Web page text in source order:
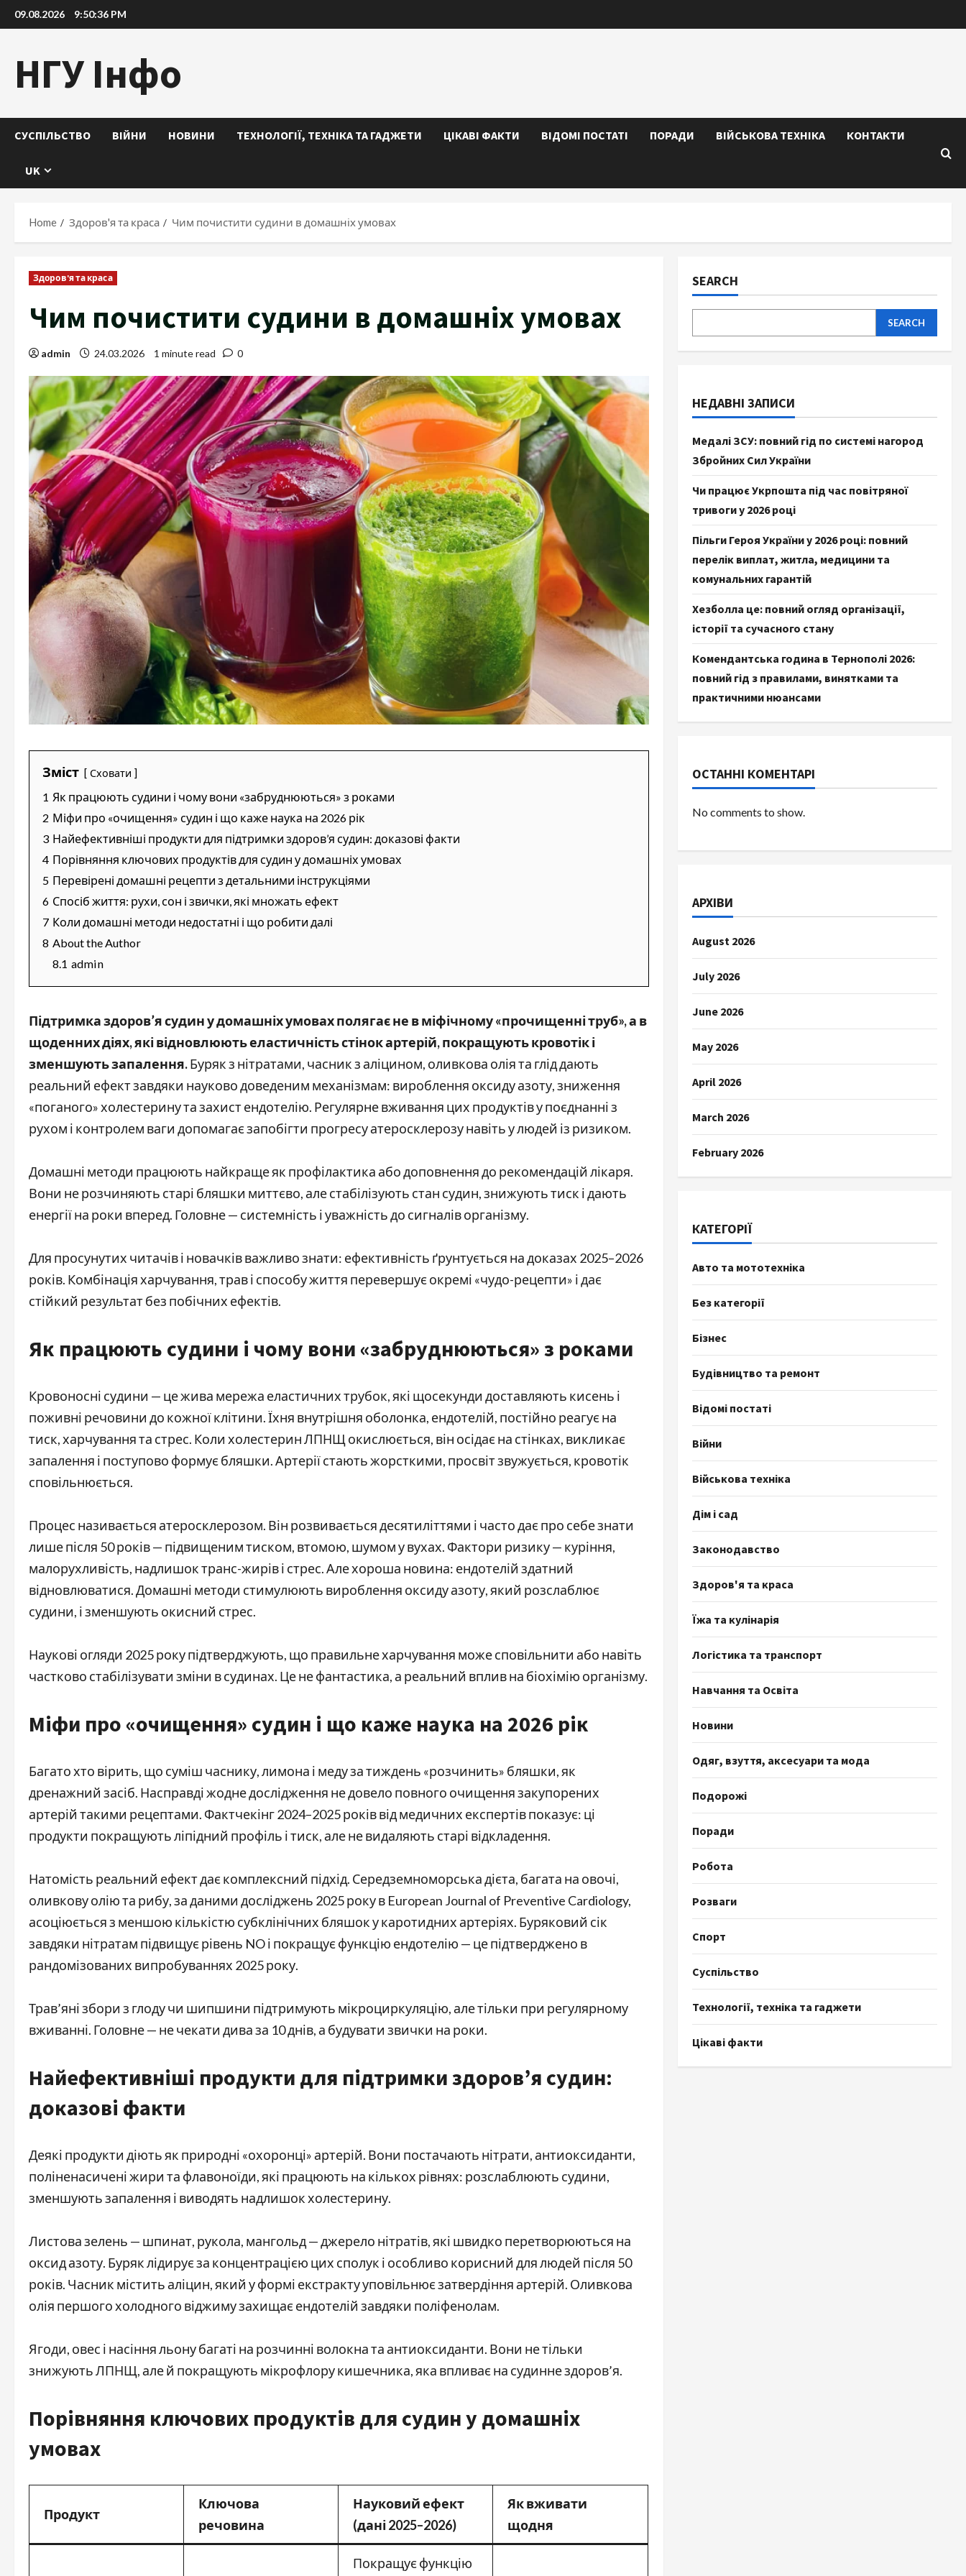
Skip
to
09.08.2026 9:50:37 PM
НГУ Інфо
СУСПІЛЬСТВО ВІЙНИ НОВИНИ ТЕХНОЛОГІЇ, ТЕХНІКА ТА ГАДЖЕТИ ЦІКАВІ ФАКТИ ВІДОМІ ПОСТАТІ ПОРАДИ ВІЙСЬКОВА ТЕХНІКА КОНТАКТИ
UK
Home Здоров'я та краса Чим почистити судини в домашніх умовах
Здоров'я та краса
Чим почистити судини в домашніх умовах
admin 24.03.2026 1 minute read 0
Зміст Сховати
1 Як працюють судини і чому вони «забруднюються» з роками
2 Міфи про «очищення» судин і що каже наука на 2026 рік
3 Найефективніші продукти для підтримки здоров’я судин: доказові факти
4 Порівняння ключових продуктів для судин у домашніх умовах
5 Перевірені домашні рецепти з детальними інструкціями
6 Спосіб життя: рухи, сон і звички, які множать ефект
7 Коли домашні методи недостатні і що робити далі
8 About the Author
8.1 admin
Підтримка здоров’я судин у домашніх умовах полягає не в міфічному «прочищенні труб», а в
щоденних діях, які відновлюють еластичність стінок артерій, покращують кровотік і
зменшують запалення.Буряк з нітратами, часник з аліцином, оливкова олія та глід дають
реальний ефект завдяки науково доведеним механізмам: вироблення оксиду азоту, зниження
«поганого» холестерину та захист ендотелію. Регулярне вживання цих продуктів у поєднанні з
рухом і контролем ваги допомагає запобігти прогресу атеросклерозу навіть у людей із ризиком.
Домашні методи працюють найкраще як профілактика або доповнення до рекомендацій лікаря.
Вони не розчиняють старі бляшки миттєво, але стабілізують стан судин, знижують тиск і дають
енергії на роки вперед. Головне — системність і уважність до сигналів організму.
Для просунутих читачів і новачків важливо знати: ефективність ґрунтується на доказах 2025–2026
років. Комбінація харчування, трав і способу життя перевершує окремі «чудо-рецепти» і дає
стійкий результат без побічних ефектів.
Як працюють судини і чому вони «забруднюються» з роками
Кровоносні судини — це жива мережа еластичних трубок, які щосекунди доставляють кисень і
поживні речовини до кожної клітини. Їхня внутрішня оболонка, ендотелій, постійно реагує на
тиск, харчування та стрес. Коли холестерин ЛПНЩ окислюється, він осідає на стінках, викликає
запалення і поступово формує бляшки. Артерії стають жорсткими, просвіт звужується, кровотік
сповільнюється.
Процес називається атеросклерозом. Він розвивається десятиліттями і часто дає про себе знати
лише після 50 років — підвищеним тиском, втомою, шумом у вухах. Фактори ризику — куріння,
малорухливість, надлишок транс-жирів і стрес. Але хороша новина: ендотелій здатний
відновлюватися. Домашні методи стимулюють вироблення оксиду азоту, який розслаблює
судини, і зменшують окисний стрес.
Наукові огляди 2025 року підтверджують, що правильне харчування може сповільнити або навіть
частково стабілізувати зміни в судинах. Це не фантастика, а реальний вплив на біохімію організму.
Міфи про «очищення» судин і що каже наука на 2026 рік
Багато хто вірить, що суміш часнику, лимона і меду за тиждень «розчинить» бляшки, як
дренажний засіб. Насправді жодне дослідження не довело повного очищення закупорених
артерій такими рецептами. Фактчекінг 2024–2025 років від медичних експертів показує: ці
продукти покращують ліпідний профіль і тиск, але не видаляють старі відкладення.
Натомість реальний ефект дає комплексний підхід. Середземноморська дієта, багата на овочі,
оливкову олію та рибу, за даними досліджень 2025 року в European Journal of Preventive Cardiology,
асоціюється з меншою кількістю субклінічних бляшок у каротидних артеріях. Буряковий сік
завдяки нітратам підвищує рівень NO і покращує функцію ендотелію — це підтверджено в
рандомізованих випробуваннях 2025 року.
Трав’яні збори з глоду чи шипшини підтримують мікроциркуляцію, але тільки при регулярному
вживанні. Головне — не чекати дива за 10 днів, а будувати звички на роки.
Найефективніші продукти для підтримки здоров’я судин:
доказові факти
Деякі продукти діють як природні «охоронці» артерій. Вони постачають нітрати, антиоксиданти,
поліненасичені жири та флавоноїди, які працюють на кількох рівнях: розслаблюють судини,
зменшують запалення і виводять надлишок холестерину.
Листова зелень — шпинат, рукола, мангольд — джерело нітратів, які швидко перетворюються на
оксид азоту. Буряк лідирує за концентрацією цих сполук і особливо корисний для людей після 50
років. Часник містить аліцин, який у формі екстракту уповільнює затвердіння артерій. Оливкова
олія першого холодного віджиму захищає ендотелій завдяки поліфенолам.
Ягоди, овес і насіння льону багаті на розчинні волокна та антиоксиданти. Вони не тільки
знижують ЛПНЩ, але й покращують мікрофлору кишечника, яка впливає на судинне здоров’я.
Порівняння ключових продуктів для судин у домашніх
умовах
Продукт
Ключова
речовина
Науковий ефект
(дані 2025–2026)
Як вживати
щодня
Покращує функцію
SEARCH
SEARCH
НЕДАВНІ ЗАПИСИ
Медалі ЗСУ: повний гід по системі нагород
Збройних Сил України
Чи працює Укрпошта під час повітряної
тривоги у 2026 році
Пільги Героя України у 2026 році: повний
перелік виплат, житла, медицини та
комунальних гарантій
Хезболла це: повний огляд організації,
історії та сучасного стану
Комендантська година в Тернополі 2026:
повний гід з правилами, винятками та
практичними нюансами
ОСТАННІ КОМЕНТАРІ
No comments to show.
АРХІВИ
August 2026
July 2026
June 2026
May 2026
April 2026
March 2026
February 2026
КАТЕГОРІЇ
Авто та мототехніка
Без категорії
Бізнес
Будівництво та ремонт
Відомі постаті
Війни
Військова техніка
Дім і сад
Законодавство
Здоров'я та краса
Їжа та кулінарія
Логістика та транспорт
Навчання та Освіта
Новини
Одяг, взуття, аксесуари та мода
Подорожі
Поради
Робота
Розваги
Спорт
Суспільство
Технології, техніка та гаджети
Цікаві факти